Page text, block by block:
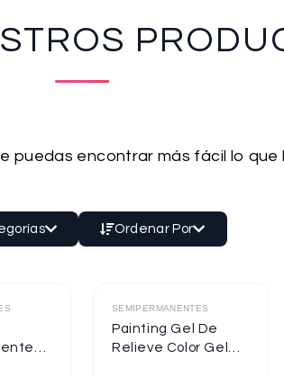
puedas encontrar más fácil lo que
Ordenar Por
Destacado
SEMIPERMANENTES
Painting Gel De
Relieve Color Gel